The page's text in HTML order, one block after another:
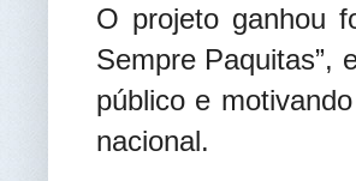
O projeto ganhou
Sempre Paquitas”,
público e
nacional.